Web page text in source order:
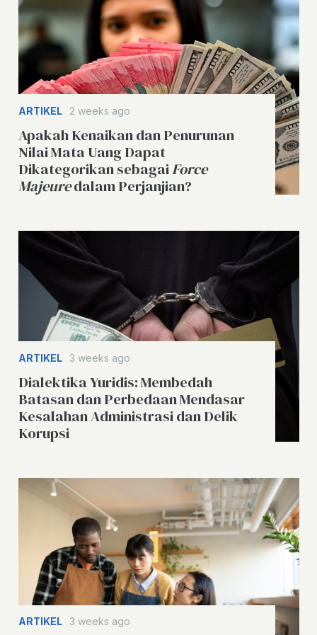
ARTIKEL 2 weeks ago
Apakah Kenaikan dan Penurunan
Nilai Mata Uang Dapat
Dikategorikan sebagaiForce
Majeuredalam Perjanjian?
ARTIKEL 3 weeks ago
Dialektika Yuridis: Membedah
Batasan dan Perbedaan Mendasar
Kesalahan Administrasi dan Delik
Korupsi
ARTIKEL 3 weeks ago